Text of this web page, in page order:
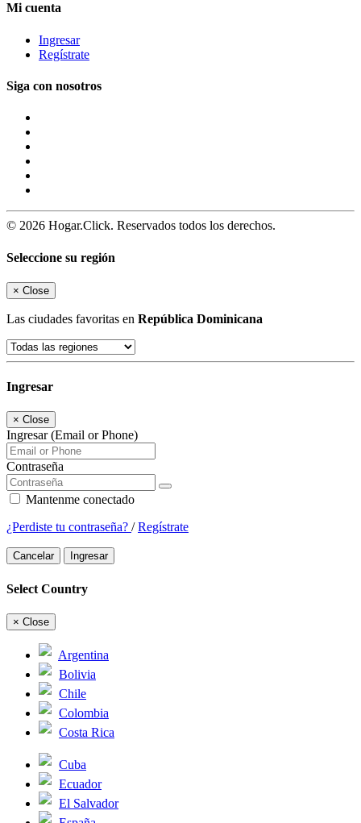
Mi cuenta
Ingresar
Regístrate
Siga con nosotros
© 2026 Hogar.Click. Reservados todos los derechos.
Seleccione su región
× Close
Las ciudades favoritas en República Dominicana
Ingresar
× Close
Ingresar (Email or Phone)
Contraseña
Mantenme conectado
¿Perdiste tu contraseña? /Regístrate
Cancelar Ingresar
Select Country
× Close
Argentina
Bolivia
Chile
Colombia
Costa Rica
Cuba
Ecuador
El Salvador